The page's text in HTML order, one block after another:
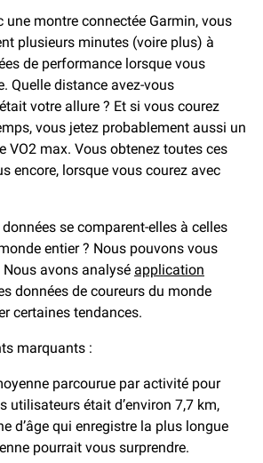
une montre connectée Garmin, vous
plusieurs minutes (voire plus) à
de performance lorsque vous
Quelle distance avez-vous
votre allure ? Et si vous courez
vous jetez probablement aussi un
VO2 max. Vous obtenez toutes ces
encore, lorsque vous courez avec
se comparent-elles à celles
entier ? Nous pouvons vous
Nous avons analysé application
données de coureurs du monde
certaines tendances.
marquants :
parcourue par activité pour
utilisateurs était d’environ 7,7 km,
d’âge qui enregistre la plus longue
pourrait vous surprendre.